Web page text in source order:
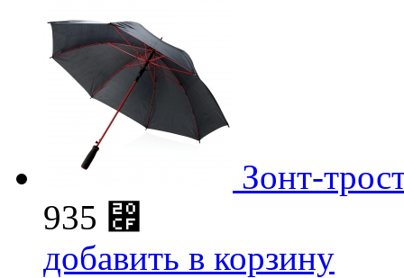
Зонт-
935 ⃏
добавить в корзину